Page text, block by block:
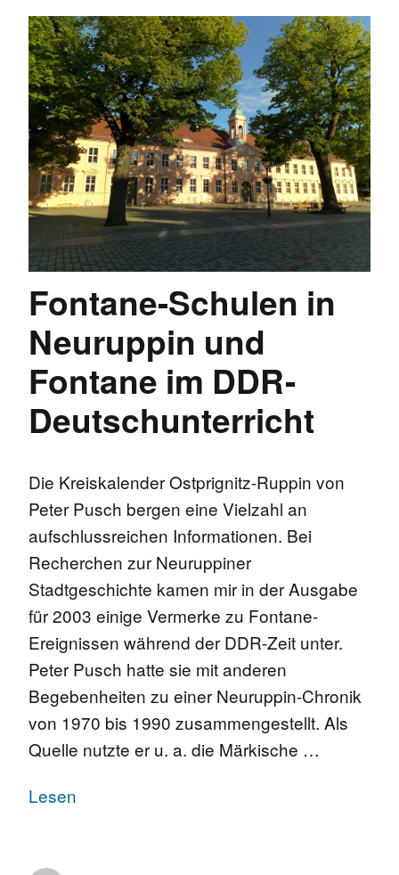
Fontane-Schulen in
Neuruppin und
Fontane im DDR-
Deutschunterricht
Die Kreiskalender Ostprignitz-Ruppin von
Peter Pusch bergen eine Vielzahl an
aufschlussreichen Informationen. Bei
Recherchen zur Neuruppiner
Stadtgeschichte kamen mir in der Ausgabe
für 2003 einige Vermerke zu Fontane-
Ereignissen während der DDR-Zeit unter.
Peter Pusch hatte sie mit anderen
Begebenheiten zu einer Neuruppin-Chronik
von 1970 bis 1990 zusammengestellt. Als
Quelle nutzte er u. a. die Märkische …
Lesen